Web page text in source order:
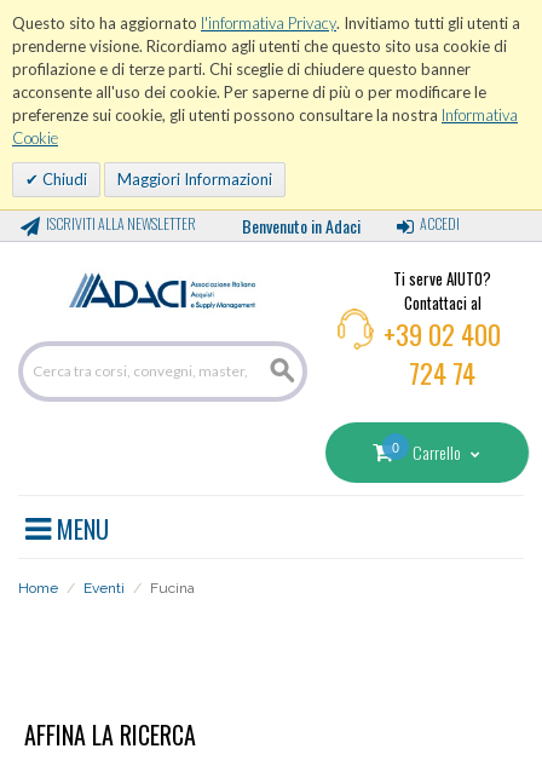
Questo sito ha aggiornato l'informativa Privacy. Invitiamo tutti gli utenti a
prenderne visione. Ricordiamo agli utenti che questo sito usa cookie di
profilazione e di terze parti. Chi sceglie di chiudere questo banner
acconsente all'uso dei cookie. Per saperne di più o per modificare le
preferenze sui cookie, gli utenti possono consultare la nostra Informativa
Cookie
Chiudi Maggiori Informazioni
ISCRIVITI ALLA NEWSLETTER Benvenuto in Adaci ACCEDI
Ti serve AIUTO?
Contattaci al
+39 02 400
724 74
0 Carrello
MENU
Home / Eventi / Fucina
AFFINA LA RICERCA